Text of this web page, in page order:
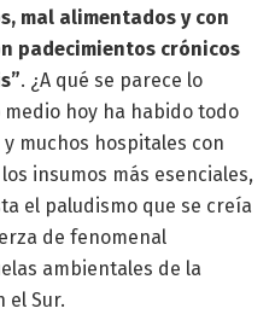
mal alimentados y con
padecimientos crónicos
. ¿A qué se parece lo
hoy ha habido todo
muchos hospitales con
insumos más esenciales,
el paludismo que se creía
de fenomenal
ambientales de la
el Sur.